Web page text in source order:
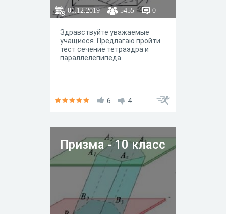
01.12.2019 5455 0
Здравствуйте уважаемые
учащиеся. Предлагаю пройти
тест сечение тетраэдра и
параллелепипеда.
6 4
Призма - 10 класс